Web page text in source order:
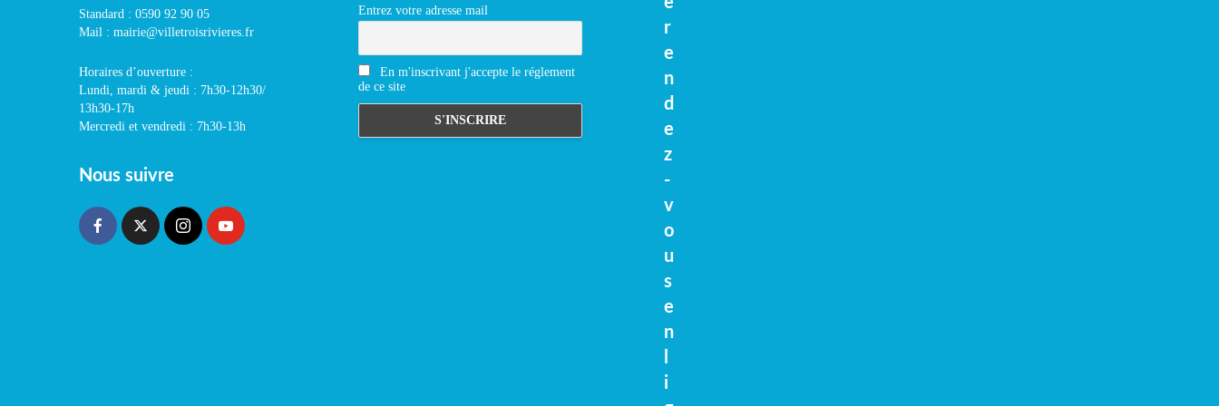
Standard : 0590 92 90 05
Mail : mairie@villetroisrivieres.fr
Horaires d’ouverture :
Lundi, mardi & jeudi : 7h30-12h30/
13h30-17h
Mercredi et vendredi : 7h30-13h
Nous suivre
Entrez votre adresse mail
En m'inscrivant j'accepte le réglement
de ce site
r
e
n
d
e
z
-
v
o
u
s
e
n
i